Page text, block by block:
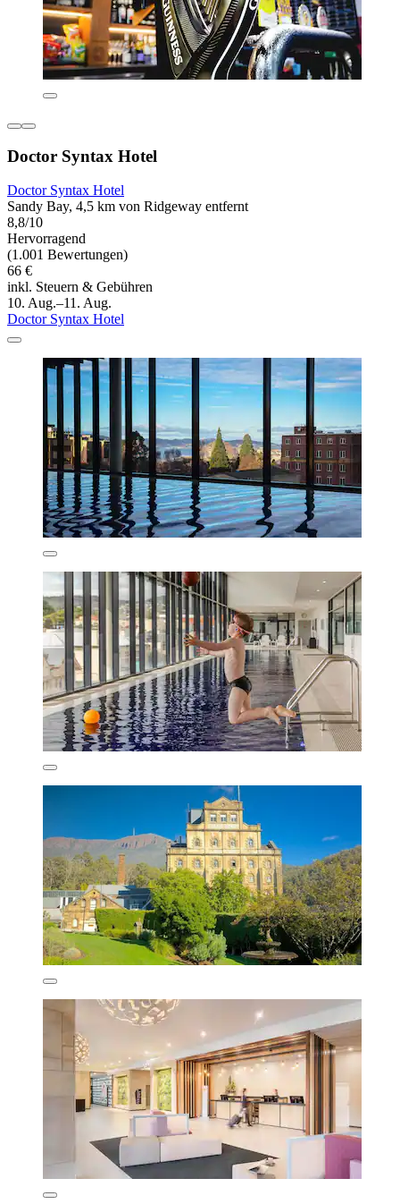
Doctor Syntax Hotel
Doctor Syntax Hotel
Sandy Bay, 4,5 km von Ridgeway entfernt
8,8/10
Hervorragend
(1.001 Bewertungen)
66 €
inkl. Steuern & Gebühren
10. Aug.–11. Aug.
Doctor Syntax Hotel